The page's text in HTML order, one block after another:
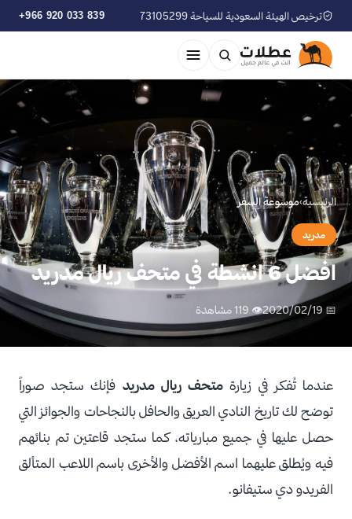
ترخيص الهيئة السعودية للسياحة 73105299 +966 920 033 839
الرئيسية›موسوعة السفر
مدريد
افضل 6 انشطة في متحف ريال مدريد
📅 2020/02/19 👁 119 مشاهدة
عندما تُفكر في زيارة متحف ريال مدريد فإنك ستجد صوراً
توضح لك تاريخ النادي العريق والحافل بالنجاحات والجوائز التي
حصل عليها في جميع مبارياته، كما ستجد قاعتين تم بنائهم
فيه ويُطلق عليهما اسم الأفضل والأخرى باسم اللاعب المتألق
الفريدو دي ستيفانو.